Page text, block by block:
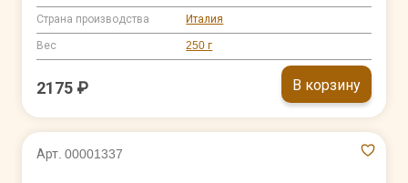
Страна производства Италия
Вес 250 г
2175 ₽ В корзину
Арт. 00001337